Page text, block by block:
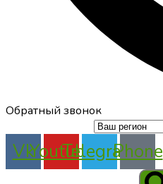
Обратный звонок
VkYoutubeTelegramPhone